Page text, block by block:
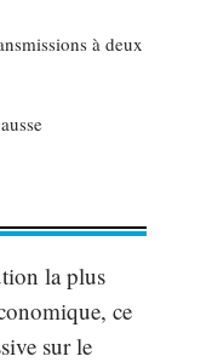
à deux
la plus
ce
sur le